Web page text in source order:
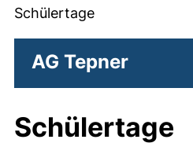
Schülertage
AG Tepner
Schülertage